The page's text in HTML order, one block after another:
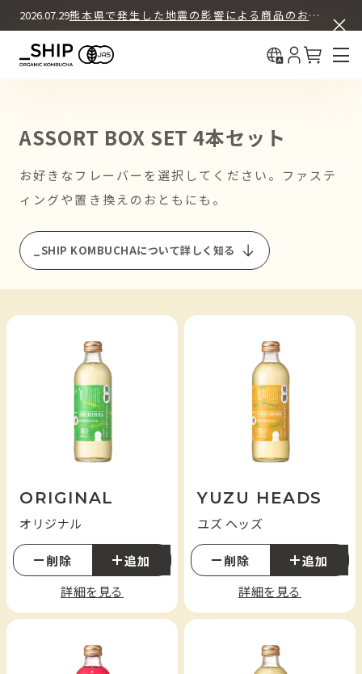
2026.07.29 熊本県で発生した地震の影響による商品のお届けについて
12本セット
お試し購入（都度購入）
4本セット
REGULAR PRODUCTS
ORIGINAL
オリジナル
YUZU HEADS
ユズ ヘッズ
HOP BREEZE
ホップ ブリーズ
What's KOMBUCHA
How We Brew
COLUMN
BUY & DRINK
中国（简体
中國（繁體
ASSORT BOX SET 4本セット
お好きなフレーバーを選択してください。ファステ
ィングや置き換えのおともにも。
_SHIP KOMBUCHAについて詳しく知る
ORIGINAL
オリジナル
削除
追加
詳細を見る
YUZU HEADS
ユズ ヘッズ
削除
追加
詳細を見る